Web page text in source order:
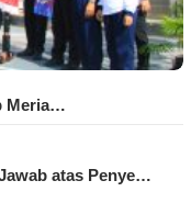
Meria…
atas Penye…